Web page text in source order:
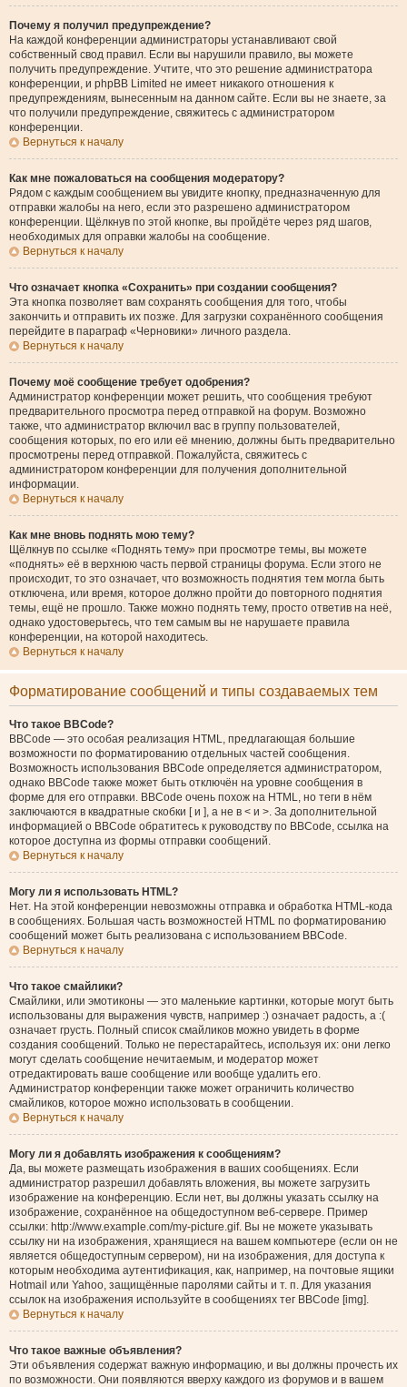
Почему я получил предупреждение?
На каждой конференции администраторы устанавливают свой
собственный свод правил. Если вы нарушили правило, вы можете
получить предупреждение. Учтите, что это решение администратора
конференции, и phpBB Limited не имеет никакого отношения к
предупреждениям, вынесенным на данном сайте. Если вы не знаете, за
что получили предупреждение, свяжитесь с администратором
конференции.
Вернуться к началу
Как мне пожаловаться на сообщения модератору?
Рядом с каждым сообщением вы увидите кнопку, предназначенную для
отправки жалобы на него, если это разрешено администратором
конференции. Щёлкнув по этой кнопке, вы пройдёте через ряд шагов,
необходимых для оправки жалобы на сообщение.
Вернуться к началу
Что означает кнопка «Сохранить» при создании сообщения?
Эта кнопка позволяет вам сохранять сообщения для того, чтобы
закончить и отправить их позже. Для загрузки сохранённого сообщения
перейдите в параграф «Черновики» личного раздела.
Вернуться к началу
Почему моё сообщение требует одобрения?
Администратор конференции может решить, что сообщения требуют
предварительного просмотра перед отправкой на форум. Возможно
также, что администратор включил вас в группу пользователей,
сообщения которых, по его или её мнению, должны быть предварительно
просмотрены перед отправкой. Пожалуйста, свяжитесь с
администратором конференции для получения дополнительной
информации.
Вернуться к началу
Как мне вновь поднять мою тему?
Щёлкнув по ссылке «Поднять тему» при просмотре темы, вы можете
«поднять» её в верхнюю часть первой страницы форума. Если этого не
происходит, то это означает, что возможность поднятия тем могла быть
отключена, или время, которое должно пройти до повторного поднятия
темы, ещё не прошло. Также можно поднять тему, просто ответив на неё,
однако удостоверьтесь, что тем самым вы не нарушаете правила
конференции, на которой находитесь.
Вернуться к началу
Форматирование сообщений и типы создаваемых тем
Что такое BBCode?
BBCode — это особая реализация HTML, предлагающая большие
возможности по форматированию отдельных частей сообщения.
Возможность использования BBCode определяется администратором,
однако BBCode также может быть отключён на уровне сообщения в
форме для его отправки. BBCode очень похож на HTML, но теги в нём
заключаются в квадратные скобки [ и ], а не в < и >. За дополнительной
информацией о BBCode обратитесь к руководству по BBCode, ссылка на
которое доступна из формы отправки сообщений.
Вернуться к началу
Могу ли я использовать HTML?
Нет. На этой конференции невозможны отправка и обработка HTML-кода
в сообщениях. Большая часть возможностей HTML по форматированию
сообщений может быть реализована с использованием BBCode.
Вернуться к началу
Что такое смайлики?
Смайлики, или эмотиконы — это маленькие картинки, которые могут быть
использованы для выражения чувств, например :) означает радость, а :(
означает грусть. Полный список смайликов можно увидеть в форме
создания сообщений. Только не перестарайтесь, используя их: они легко
могут сделать сообщение нечитаемым, и модератор может
отредактировать ваше сообщение или вообще удалить его.
Администратор конференции также может ограничить количество
смайликов, которое можно использовать в сообщении.
Вернуться к началу
Могу ли я добавлять изображения к сообщениям?
Да, вы можете размещать изображения в ваших сообщениях. Если
администратор разрешил добавлять вложения, вы можете загрузить
изображение на конференцию. Если нет, вы должны указать ссылку на
изображение, сохранённое на общедоступном веб-сервере. Пример
ссылки: http://www.example.com/my-picture.gif. Вы не можете указывать
ссылку ни на изображения, хранящиеся на вашем компьютере (если он не
является общедоступным сервером), ни на изображения, для доступа к
которым необходима аутентификация, как, например, на почтовые ящики
Hotmail или Yahoo, защищённые паролями сайты и т. п. Для указания
ссылок на изображения используйте в сообщениях тег BBCode [img].
Вернуться к началу
Что такое важные объявления?
Эти объявления содержат важную информацию, и вы должны прочесть их
по возможности. Они появляются вверху каждого из форумов и в вашем